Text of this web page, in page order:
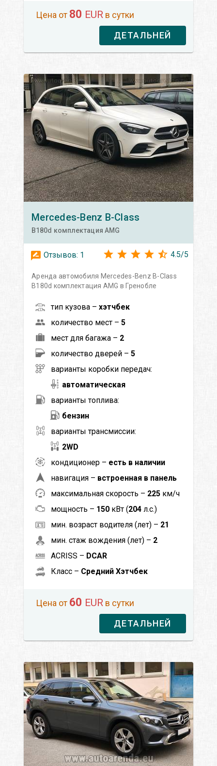
Цена от 80 EUR в сутки
ДЕТАЛЬНЕЙ
Mercedes-Benz B-Class
B180d комплектация AMG
Отзывов: 1 4.5/5
Аренда автомобиля Mercedes-Benz B-Class
B180d комплектация AMG в Гренобле
тип кузова – хэтчбек
количество мест – 5
мест для багажа – 2
количество дверей – 5
варианты коробки передач:
автоматическая
варианты топлива:
бензин
варианты трансмиссии:
2WD
кондиционер – есть в наличии
навигация – встроенная в панель
максимальная скорость – 225 км/ч
мощность – 150 кВт (204 л.с.)
мин. возраст водителя (лет) – 21
мин. стаж вождения (лет) – 2
ACRISS – DCAR
Класс – Средний Хэтчбек
Цена от 60 EUR в сутки
ДЕТАЛЬНЕЙ